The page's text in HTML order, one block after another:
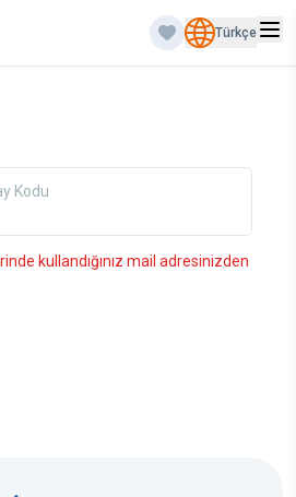
Türkçe
Kodu
kullandığınız mail adresinizden